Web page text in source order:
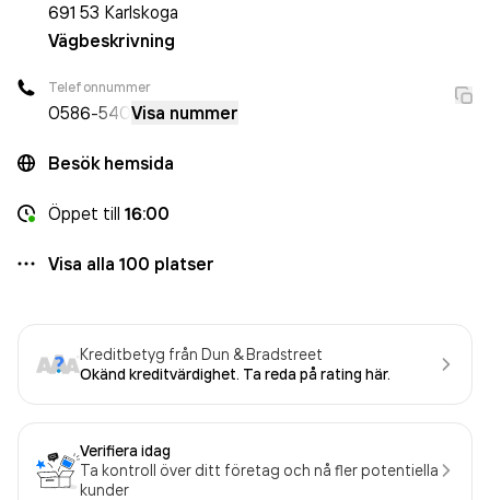
691 53 Karlskoga
Vägbeskrivning
Telefonnummer
0586-540 Visa nummer
Besök hemsida
Öppet till 16:00
Visa alla 100 platser
Kreditbetyg från Dun & Bradstreet
Okänd kreditvärdighet. Ta reda på rating här.
Verifiera idag
Ta kontroll över ditt företag och nå fler potentiella
kunder